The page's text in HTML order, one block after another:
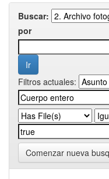
Buscar:
por
Filtros actuales:
Comenzar nueva